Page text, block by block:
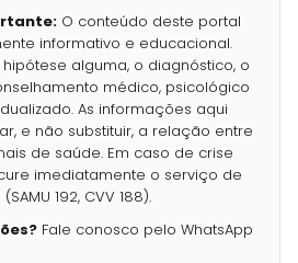
O conteúdo deste portal
informativo e educacional.
hipótese alguma, o diagnóstico, o
médico, psicológico
As informações aqui
e não substituir, a relação entre
de saúde. Em caso de crise
imediatamente o serviço de
192, CVV 188).
Fale conosco pelo WhatsApp